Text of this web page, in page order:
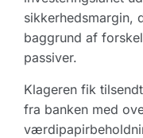
sikkerhedsmargin,
baggrund af
passiver.
Klageren fik
fra banken med